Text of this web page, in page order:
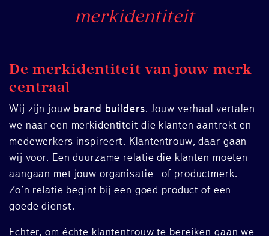
merkidentiteit
De merkidentiteit van jouw merk
centraal
Wij zijn jouw brand builders. Jouw verhaal vertalen
we naar een merkidentiteit die klanten aantrekt en
medewerkers inspireert. Klantentrouw, daar gaan
wij voor. Een duurzame relatie die klanten moeten
aangaan met jouw organisatie- of productmerk.
Zo’n relatie begint bij een goed product of een
goede dienst.
Echter, om échte klantentrouw te bereiken gaan we